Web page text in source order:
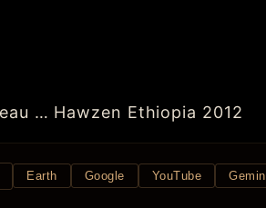
… Hawzen Ethiopia 2012
Earth Google YouTube